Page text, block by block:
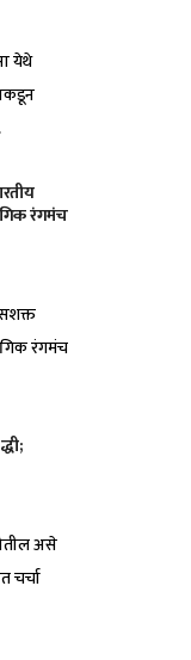
येथे
रंगमंच
रंगमंच
असे
चर्चा